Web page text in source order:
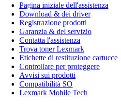
Pagina iniziale dell'assistenza
Download & dei driver
Registrazione prodotti
Garanzia & del servizio
Contatta l'assistenza
Trova toner Lexmark
Etichette di restituzione cartucce
Controllare per proteggere
Avvisi sui prodotti
Compatibilità SO
Lexmark Mobile Tech